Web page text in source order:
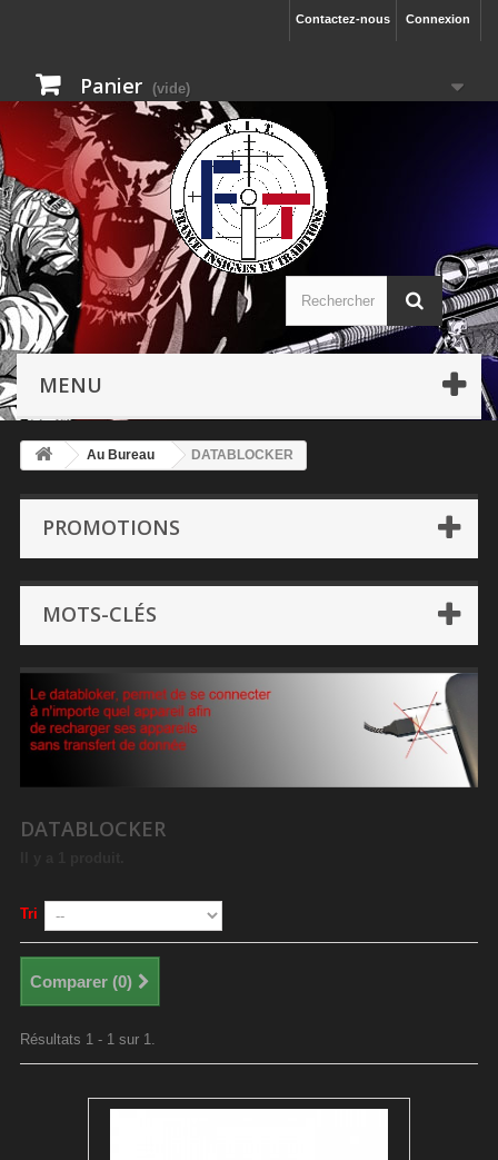
Connexion
Contactez-nous
Panier (vide)
MENU
Au Bureau DATABLOCKER
PROMOTIONS
MOTS-CLÉS
DATABLOCKER
Tri
Comparer (0)
Résultats 1 - 1 sur 1.